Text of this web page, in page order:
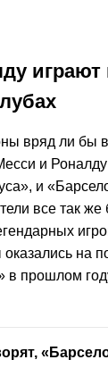
играют
вряд ли бы
и Роналду
и
все так же
на
в прошлом